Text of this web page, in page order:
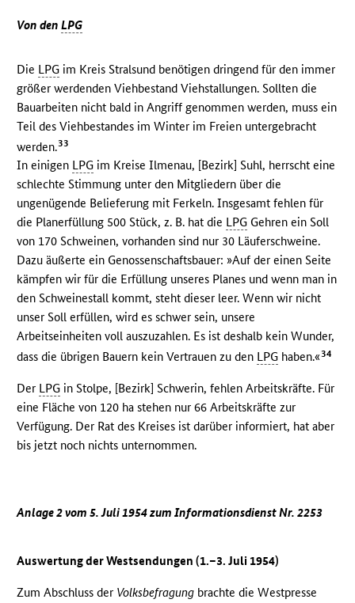
Von denLPG
Die LPG im Kreis Stralsund benötigen dringend für den immer
größer werdenden Viehbestand Viehstallungen. Sollten die
Bauarbeiten nicht bald in Angriff genommen werden, muss ein
Teil des Viehbestandes im Winter im Freien untergebracht
werden.33
In einigen LPG im Kreise Ilmenau, [Bezirk] Suhl, herrscht eine
schlechte Stimmung unter den Mitgliedern über die
ungenügende Belieferung mit Ferkeln. Insgesamt fehlen für
die Planerfüllung 500 Stück, z. B. hat die LPG Gehren ein Soll
von 170 Schweinen, vorhanden sind nur 30 Läuferschweine.
Dazu äußerte ein Genossenschaftsbauer: »Auf der einen Seite
kämpfen wir für die Erfüllung unseres Planes und wenn man in
den Schweinestall kommt, steht dieser leer. Wenn wir nicht
unser Soll erfüllen, wird es schwer sein, unsere
Arbeitseinheiten voll auszuzahlen. Es ist deshalb kein Wunder,
dass die übrigen Bauern kein Vertrauen zu den LPG haben.«34
Der LPG in Stolpe, [Bezirk] Schwerin, fehlen Arbeitskräfte. Für
eine Fläche von 120 ha stehen nur 66 Arbeitskräfte zur
Verfügung. Der Rat des Kreises ist darüber informiert, hat aber
bis jetzt noch nichts unternommen.
Anlage 2 vom 5. Juli 1954 zum Informationsdienst Nr. 2253
Auswertung der Westsendungen (1.–3. Juli 1954)
Zum Abschluss der Volksbefragung brachte die Westpresse